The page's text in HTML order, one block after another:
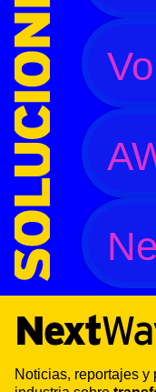
Next
Noticias, reportajes y